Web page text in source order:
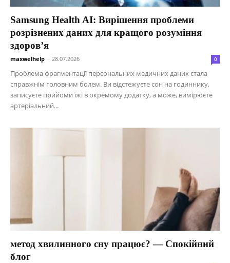
Samsung Health AI: Вирішення проблеми
розрізнених даних для кращого розуміння
здоров’я
maxwelhelp - 28.07.2026 0
Проблема фрагментації персональних медичних даних стала
справжнім головним болем. Ви відстежуєте сон на годиннику,
записуєте прийоми їжі в окремому додатку, а може, вимірюєте
артеріальний...
метод хвилинного сну працює? — Спокійний
блог